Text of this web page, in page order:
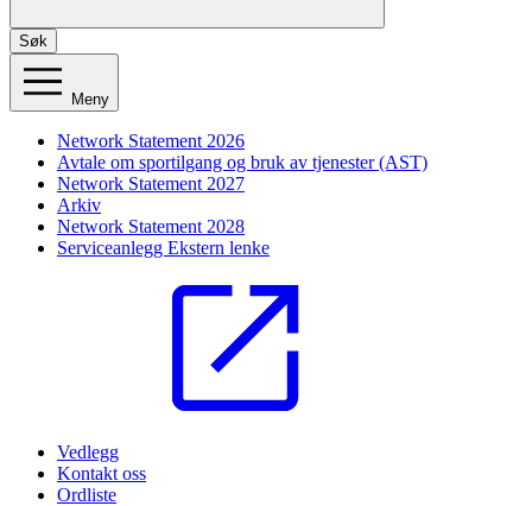
Søk
Meny
Network Statement 2026
Avtale om sportilgang og bruk av tjenester (AST)
Network Statement 2027
Arkiv
Network Statement 2028
Serviceanlegg Ekstern lenke
Vedlegg
Kontakt oss
Ordliste